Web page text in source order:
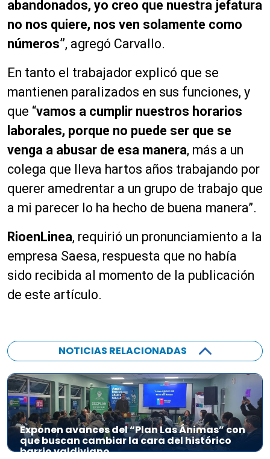
abandonados, yo creo que nuestra jefatura
no nos quiere, nos ven solamente como
números”, agregó Carvallo.
En tanto el trabajador explicó que se
mantienen paralizados en sus funciones, y
que “vamos a cumplir nuestros horarios
laborales, porque no puede ser que se
venga a abusar de esa manera, más a un
colega que lleva hartos años trabajando por
querer amedrentar a un grupo de trabajo que
a mi parecer lo ha hecho de buena manera”.
RioenLinea, requirió un pronunciamiento a la
empresa Saesa, respuesta que no había
sido recibida al momento de la publicación
de este artículo.
NOTICIAS RELACIONADAS
Exponen avances del “Plan Las Ánimas” con
que buscan cambiar la cara del histórico
barrio valdiviano